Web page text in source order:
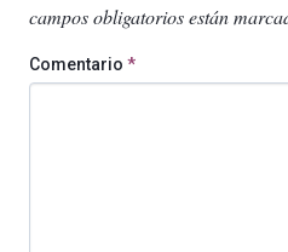
campos obligatorios están
Comentario *